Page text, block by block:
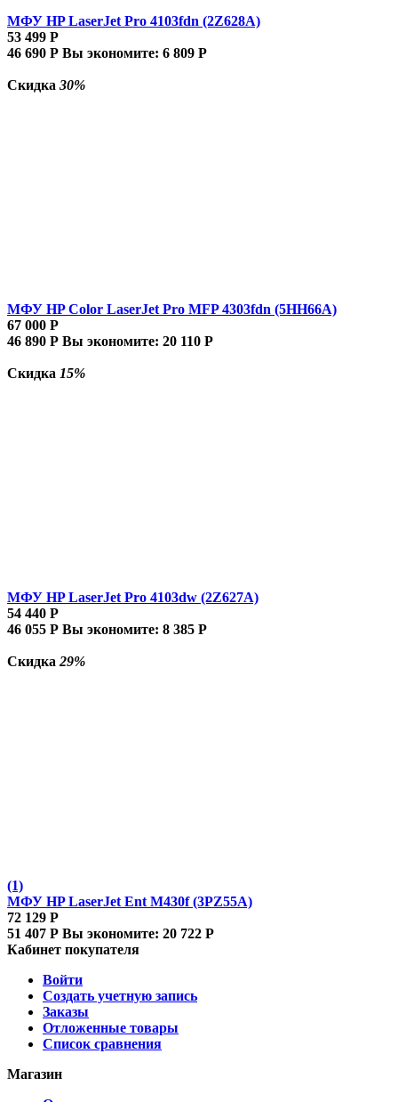
МФУ HP LaserJet Pro 4103fdn (2Z628A)
53 499 Р
46 690 Р Вы экономите: 6 809 Р
Скидка 30%
МФУ HP Color LaserJet Pro MFP 4303fdn (5HH66A)
67 000 Р
46 890 Р Вы экономите: 20 110 Р
Скидка 15%
МФУ HP LaserJet Pro 4103dw (2Z627A)
54 440 Р
46 055 Р Вы экономите: 8 385 Р
Скидка 29%
(1)
МФУ HP LaserJet Ent M430f (3PZ55A)
72 129 Р
51 407 Р Вы экономите: 20 722 Р
Кабинет покупателя
Войти
Создать учетную запись
Заказы
Отложенные товары
Список сравнения
Магазин